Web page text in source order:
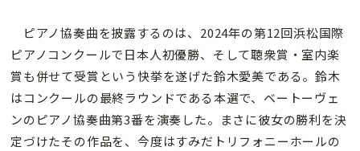
ピアノ協奏曲を披露するのは、2024年の第12回浜松国際
ピアノコンクールで日本人初優勝、そして聴衆賞・室内楽
賞も併せて受賞という快挙を遂げた鈴木愛美である。鈴木
はコンクールの最終ラウンドである本選で、ベートーヴェ
ンのピアノ協奏曲第3番を演奏した。まさに彼女の勝利を決
定づけたその作品を、今度はすみだトリフォニーホールの